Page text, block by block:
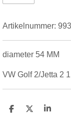
Artikelnummer:
diameter 54 MM
VW Golf 2/Jetta 2
D
D
S